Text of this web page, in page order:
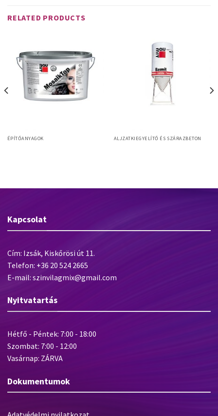
RELATED PRODUCTS
ÉPÍTŐANYAGOK ALJZATKIEGYELÍTŐ ÉS SZÁRAZBETON
Kapcsolat
Cím: Izsák, Kiskőrösi út 11.
Telefon: +36 20 524 2665
E-mail: szinvilagmix@gmail.com
Nyitvatartás
Hétfő - Péntek: 7:00 - 18:00
Szombat: 7:00 - 12:00
Vasárnap: ZÁRVA
Dokumentumok